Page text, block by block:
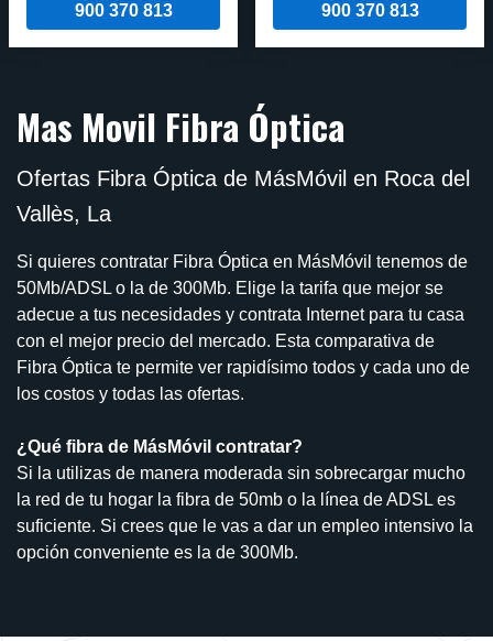
900 370 813 900 370 813
Mas Movil Fibra Óptica
Ofertas Fibra Óptica de MásMóvil en Roca del
Vallès, La
Si quieres contratar Fibra Óptica en MásMóvil tenemos de
50Mb/ADSL o la de 300Mb. Elige la tarifa que mejor se
adecue a tus necesidades y contrata Internet para tu casa
con el mejor precio del mercado. Esta comparativa de
Fibra Óptica te permite ver rapidísimo todos y cada uno de
los costos y todas las ofertas.
¿Qué fibra de MásMóvil contratar?
Si la utilizas de manera moderada sin sobrecargar mucho
la red de tu hogar la fibra de 50mb o la línea de ADSL es
suficiente. Si crees que le vas a dar un empleo intensivo la
opción conveniente es la de 300Mb.